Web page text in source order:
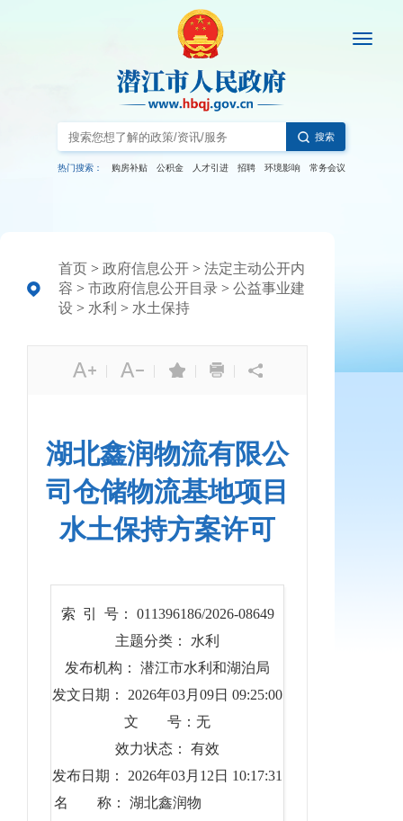
搜索
热门搜索： 购房补贴 公积金 人才引进 招聘 环境影响 常务会议
首页 > 政府信息公开 > 法定主动公开内
容 > 市政府信息公开目录 > 公益事业建
设 > 水利 > 水土保持
| | | |
湖北鑫润物流有限公
司仓储物流基地项目
水土保持方案许可
索 引 号： 011396186/2026-08649
主题分类： 水利
发布机构： 潜江市水利和湖泊局
发文日期： 2026年03月09日 09:25:00
文 号：无
效力状态： 有效
发布日期： 2026年03月12日 10:17:31
名 称： 湖北鑫润物